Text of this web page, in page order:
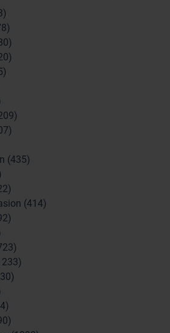
(435)
(414)